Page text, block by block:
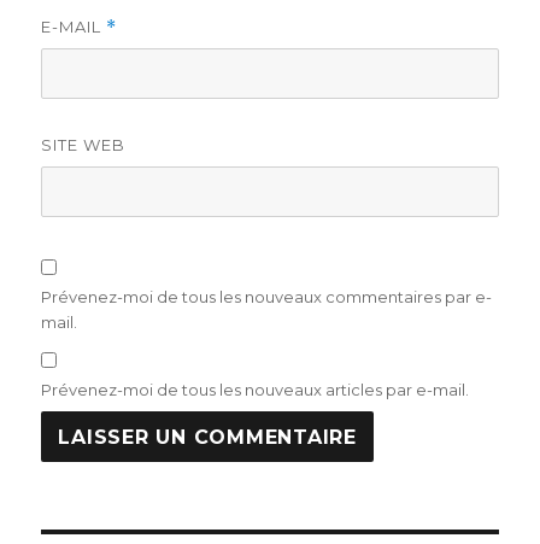
E-MAIL *
SITE WEB
Prévenez-moi de tous les nouveaux commentaires par e-
mail.
Prévenez-moi de tous les nouveaux articles par e-mail.